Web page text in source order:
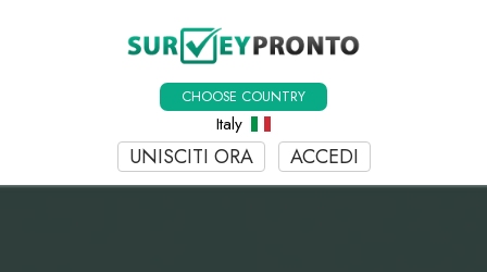
CHOOSE COUNTRY
Italy
UNISCITI ORA ACCEDI